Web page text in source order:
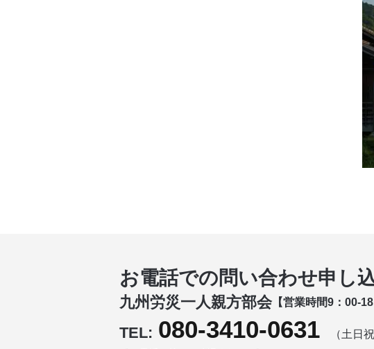
お電話での問い合わせ申し
九州労災一人親方部会【営業時間9：00-18
TEL: 080-3410-0631 （土日